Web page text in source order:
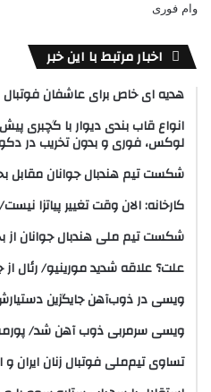
وام فوری
اخبار مرتبط با این خبر
هدیه ای خاص برای عاشفان فوتبال
انواع قاب بندی دیوار با گچبری
لوکس، فوری و بدون تخریب در
شکست تیم هندبال جوانان مقابل
کارخانه: الان وقت تغییر پیاتزا
شکست تیم ملی هندبال جوانان
علت؟ علاقه شدید مورینیو/ رئال
ویسی در ذوب‌آهن جایگزین
ویسی سرمربی ذوب آهن شد/ پورموسوی پس از
تساوی تیم‌ملی فوتبال زنان ایران و